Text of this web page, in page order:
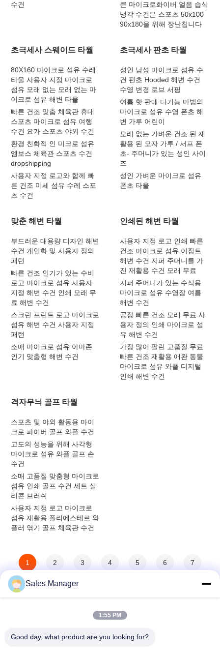
수건
큰 마이크로화이버 얼음 습식
냉각 수건은 스포츠 50x100
90x180을 위해 장난칩니다
초극세사 스웨이드 타월
80X160 마이크로 섬유 수레
타울 사용자 지정 마이크로
섬유 모래 없는 모래 없는 마
이크로 섬유 해변 타울
빠른 건조 맞춤 체육관 휴대
스포츠 마이크로 섬유 여행
수건 요가 스포츠 야외 수건
환경 친화적 인 미크로 섬유
엠보스 체육관 스포츠 수건
dropshipping
사용자 지정 로고와 함께 빠
른 건조 미세 섬유 수레 스포
츠 수건
초극세사 판초 타월
성인 남성 마이크로 섬유 수
건 펀초 Hooded 해변 수건
수영 변경 로브 서핑
여름 핫 판매 다기능 마법의
마이크로 섬유 수영 폰초 해
변 가루 어린이
모래 없는 가벼운 건조 된 재
활용 된 모자 가루 / 서프 폰
초- 주머니가 있는 성인 사이
즈
성인 가벼운 마이크로 섬유
폰초 타울
맞춘 해변 타월
부드러운 대용량 디자인 해변
수건 개인화 및 사용자 정의
패턴
빠른 건조 인기가 있는 수비
로고 마이크로 섬유 사용자
지정 해변 수건 인쇄 모래 무
료 해변 수건
스크린 프린트 로고 마이크로
섬유 해변 수건 사용자 지정
패턴
소매 마이크로 섬유 아마존
인기 맞춤형 해변 수건
인쇄된 해변 타월
사용자 지정 로고 인쇄 빠른
건조 마이크로 섬유 이집트
해변 수건 지퍼 주머니를 가
진 재활용 수건 모래 무료
지퍼 주머니가 있는 수식용
마이크로 섬유 수영장 여름
해변 수건
공장 빠른 건조 모래 무료 사
용자 정의 인쇄 마이크로 섬
유 해변 수건
가장 많이 팔린 고품질 무료
빠른 건조 재활용 애완 동물
마이크로 섬유 와플 디지털
인쇄 해변 수건
격자무늬 골프 타월
스포츠 및 야외 활동용 마이
크로 파이버 골프 와플 수건
고도의 성능을 위해 사각형
마이크로 섬유 와플 골프 손
수건
소매 고품질 맞춤형 마이크로
섬유 인쇄 골프 수건 세트 실
리콘 브러쉬
사용자 지정 로고 마이크로
섬유 재활용 폴리에스테르 와
플러 엮기 골프 체육관 수건
1 2 3 4 5 6 7
Sales Manager
1:55 PM
Good day, what product are you looking for?